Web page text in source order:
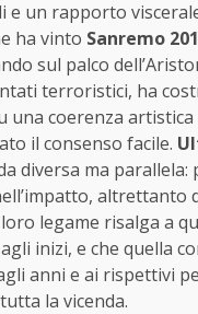
e un rapporto
ha vinto Sanremo
sul palco
terroristici, ha
una coerenza artistica
il consenso facile.
diversa ma parallela:
altrettanto
legame risalga a
inizi, e che quella
anni e ai rispettivi
la vicenda.